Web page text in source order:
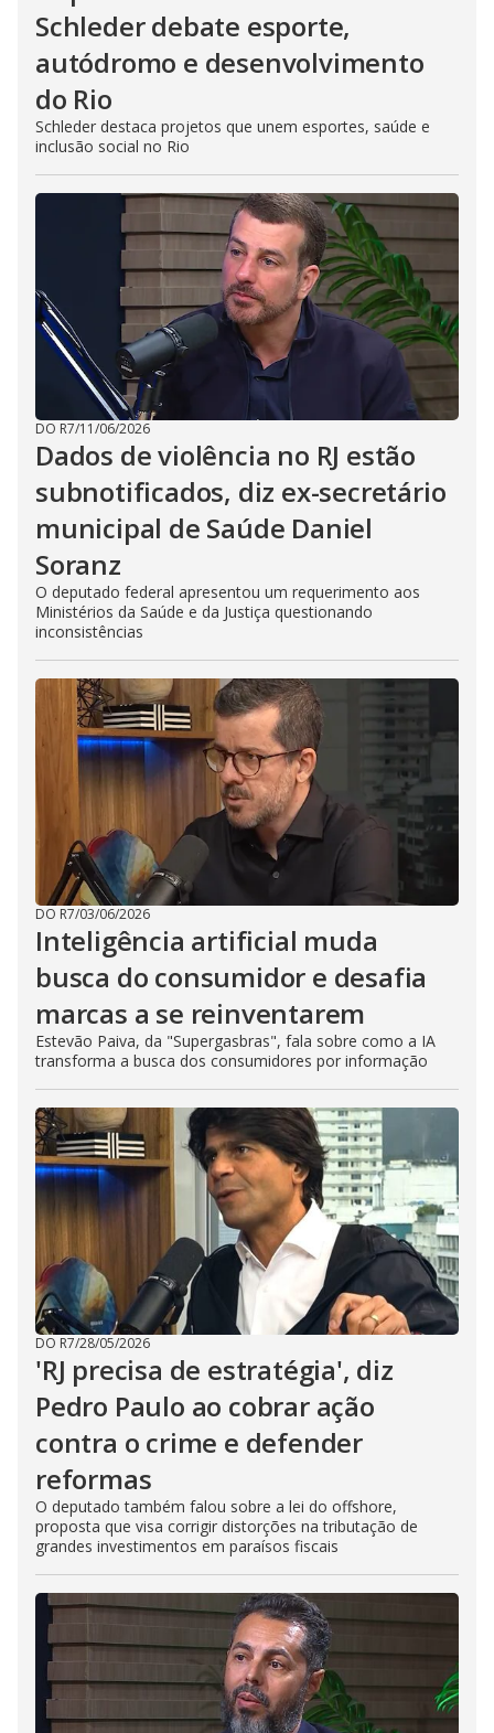
Schleder debate esporte,
autódromo e desenvolvimento
do Rio
Schleder destaca projetos que unem esportes, saúde e
inclusão social no Rio
DO R7/11/06/2026
Dados de violência no RJ estão
subnotificados, diz ex-secretário
municipal de Saúde Daniel
Soranz
O deputado federal apresentou um requerimento aos
Ministérios da Saúde e da Justiça questionando
inconsistências
DO R7/03/06/2026
Inteligência artificial muda
busca do consumidor e desafia
marcas a se reinventarem
Estevão Paiva, da "Supergasbras", fala sobre como a IA
transforma a busca dos consumidores por informação
DO R7/28/05/2026
'RJ precisa de estratégia', diz
Pedro Paulo ao cobrar ação
contra o crime e defender
reformas
O deputado também falou sobre a lei do offshore,
proposta que visa corrigir distorções na tributação de
grandes investimentos em paraísos fiscais